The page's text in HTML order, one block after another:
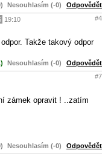
Nesouhlasím (-0) Odpovědět
19:10 #4
Takže takový odpor
Nesouhlasím (-0) Odpovědět
#7
zámek opravit ! ..zatím
Nesouhlasím (-0) Odpovědět